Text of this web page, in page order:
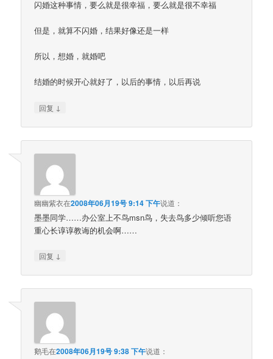
闪婚这种事情，要么就是很幸福，要么就是很不幸福
但是，就算不闪婚，结果好像还是一样
所以，想婚，就婚吧
结婚的时候开心就好了，以后的事情，以后再说
回复 ↓
幽幽紫衣在2008年06月19号 9:14 下午说道：
墨墨同学……办公室上不鸟msn鸟，失去鸟多少倾听您语
重心长谆谆教诲的机会啊……
回复 ↓
鹅毛在2008年06月19号 9:38 下午说道：